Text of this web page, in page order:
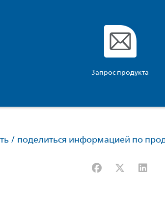
Запрос продукта
/ поделиться информацией по
Facebook
X